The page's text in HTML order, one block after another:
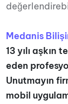
Medanis
13 yılı
eden
Unutmayın
mobil